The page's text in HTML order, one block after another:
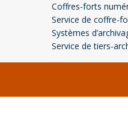
Coffres-forts
Service de coffre-
Systèmes
Service de tiers-